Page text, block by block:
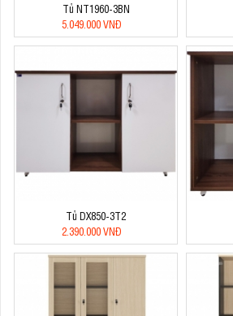
Tủ NT1960-3BN
5.049.000 VNĐ
Tủ DX850-3T2
2.390.000 VNĐ